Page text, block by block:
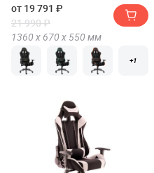
игровое ZONE 51 GRAVITY)
от 19 791 ₽
21 990 ₽
1360 х 670 х 550 мм
+1